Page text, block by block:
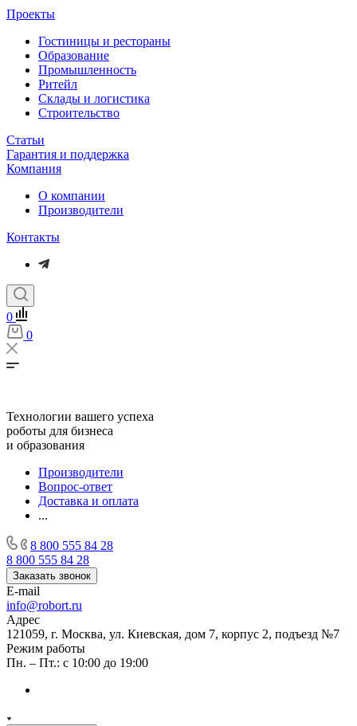
Проекты
Гостиницы и рестораны
Образование
Промышленность
Ритейл
Склады и логистика
Строительство
Статьи
Гарантия и поддержка
Компания
О компании
Производители
Контакты
0
0
Технологии вашего успеха
роботы для бизнеса
и образования
Производители
Вопрос-ответ
Доставка и оплата
...
8 800 555 84 28
8 800 555 84 28
Заказать звонок
E-mail
info@robort.ru
Адрес
121059, г. Москва, ул. Киевская, дом 7, корпус 2, подъезд №7
Режим работы
Пн. – Пт.: с 10:00 до 19:00